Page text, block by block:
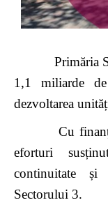
Primăria
1,1 miliarde
dezvoltarea
Cu finanțare
eforturi
continuitate și
Sectorului 3.